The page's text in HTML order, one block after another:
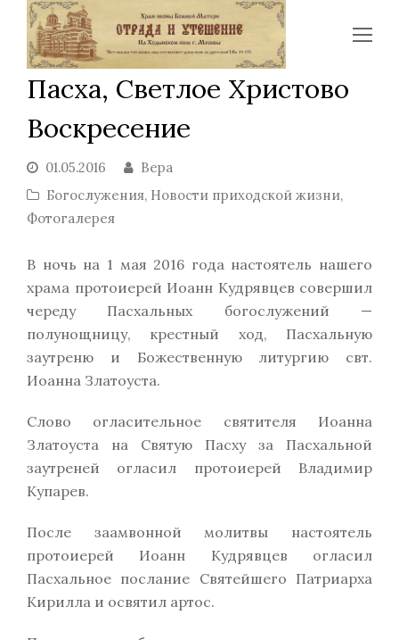
Пасха, Светлое Христово
Воскресение
01.05.2016
Вера
Богослужения, Новости приходской жизни,
Фотогалерея
В ночь на 1 мая 2016 года настоятель нашего
храма протоиерей Иоанн Кудрявцев совершил
череду Пасхальных богослужений —
полунощницу, крестный ход, Пасхальную
заутреню и Божественную литургию свт.
Иоанна Златоуста.
Слово огласительное святителя Иоанна
Златоуста на Святую Пасху за Пасхальной
заутреней огласил протоиерей Владимир
Купарев.
После заамвонной молитвы настоятель
протоиерей Иоанн Кудрявцев огласил
Пасхальное послание Святейшего Патриарха
Кирилла и освятил артос.